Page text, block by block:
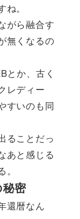
。
がら融合す
無くなるの
とか、古く
レディー
すいのも同
ることだっ
あと感じる
密
還暦なん